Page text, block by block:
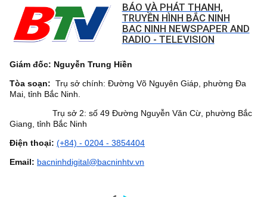
BÁO VÀ PHÁT THANH,
TRUYỀN HÌNH BẮC NINH
BAC NINH NEWSPAPER AND
RADIO - TELEVISION
Giám đốc: Nguyễn Trung Hiền
Tòa soạn: Trụ sở chính: Đường Võ Nguyên Giáp, phường Đa
Mai, tỉnh Bắc Ninh.
Trụ sở 2: số 49 Đường Nguyễn Văn Cừ, phường Bắc
Giang, tỉnh Bắc Ninh
Điện thoại: (+84) - 0204 - 3854404
Email: bacninhdigital@bacninhtv.vn